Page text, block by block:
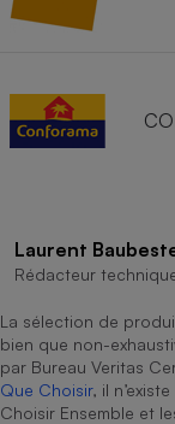
Laurent
Rédacteur
La sélection de
bien que non-
par Bureau Veritas
Que Choisir, il
Choisir Ensemble et